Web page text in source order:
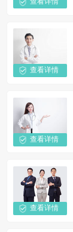
查看详情
查看详情
查看详情